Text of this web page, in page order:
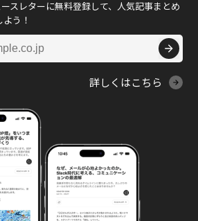
スレターに無料登録して、人気記事まとめ
う！
詳しくはこちら